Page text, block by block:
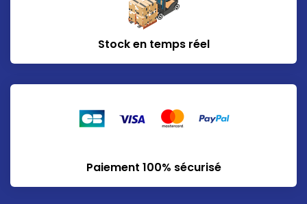
Stock en temps réel
Paiement 100% sécurisé